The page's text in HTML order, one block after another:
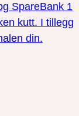
SpareBank 1
kutt. I tillegg
din.